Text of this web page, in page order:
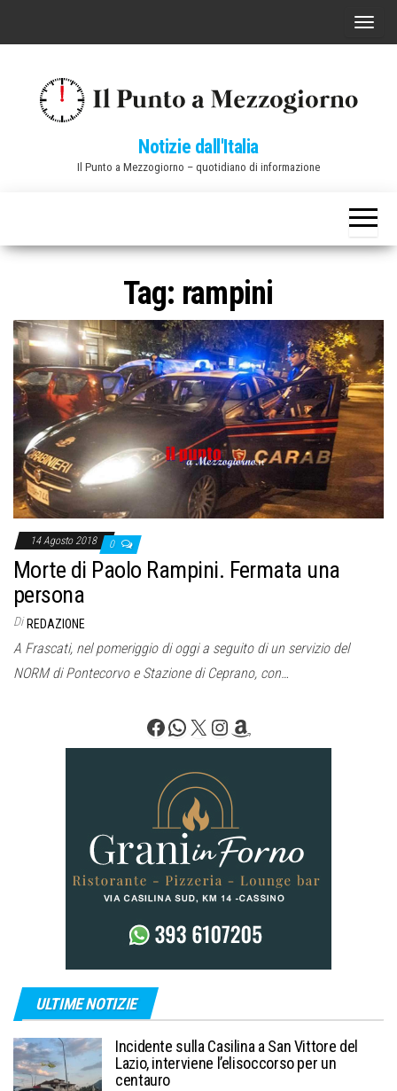
C
a
v
a
i
o
n
e
Notizie dall'Italia
Il Punto a Mezzogiorno – quotidiano di informazione
Tag: rampini
14 Agosto 2018 0
Morte di Paolo Rampini. Fermata una
persona
Di REDAZIONE
A Frascati, nel pomeriggio di oggi a seguito di un servizio del
NORM di Pontecorvo e Stazione di Ceprano, con…
Facebook
WhatsApp
X Instagram
Amazon
ULTIME NOTIZIE
Incidente sulla Casilina a San Vittore del
Lazio, interviene l’elisoccorso per un
centauro